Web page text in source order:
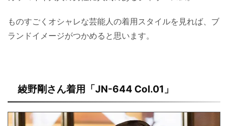
ものすごくオシャレな芸能人の着用スタイルを見れば、ブ
ランドイメージがつかめると思います。
綾野剛さん着用「JN-644 Col.01」